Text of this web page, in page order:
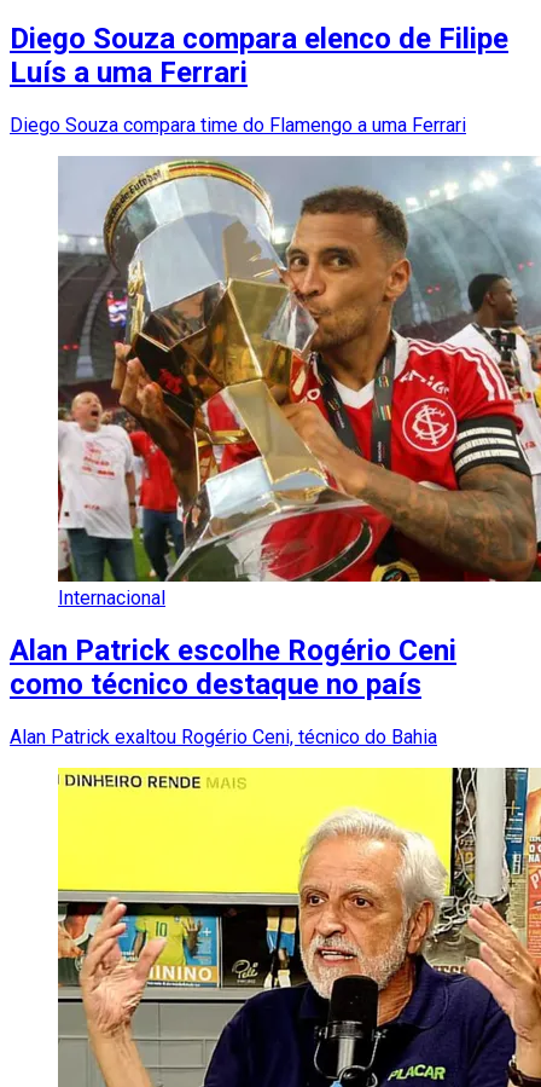
Diego Souza compara elenco de Filipe
Luís a uma Ferrari
Diego Souza compara time do Flamengo a uma Ferrari
Internacional
Alan Patrick escolhe Rogério Ceni
como técnico destaque no país
Alan Patrick exaltou Rogério Ceni, técnico do Bahia